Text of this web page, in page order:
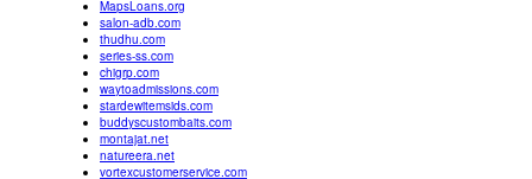
MapsLoans.org
salon-adb.com
thudhu.com
series-ss.com
chigrp.com
waytoadmissions.com
stardewitemsids.com
buddyscustombaits.com
montajat.net
natureera.net
vortexcustomerservice.com